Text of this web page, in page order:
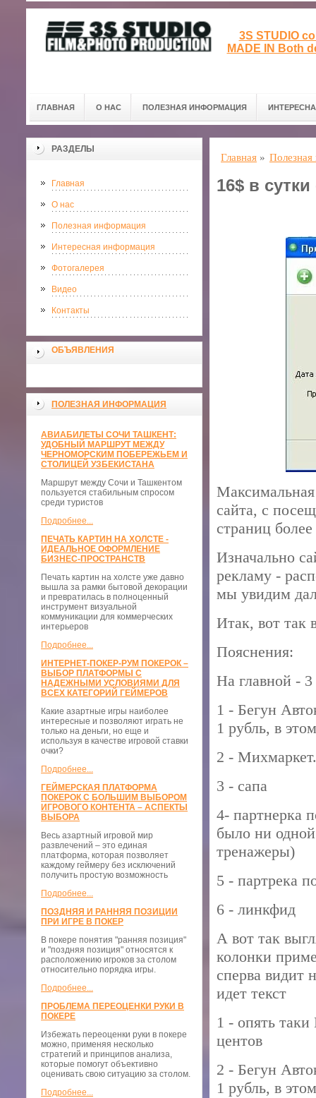
3S STUDIO
MADE IN Both
ГЛАВНАЯ О НАС ПОЛЕЗНАЯ ИНФОРМАЦИЯ
РАЗДЕЛЫ
Главная
О нас
Полезная информация
Интересная информация
Фотогалерея
Видео
Контакты
ОБЪЯВЛЕНИЯ
ПОЛЕЗНАЯ ИНФОРМАЦИЯ
АВИАБИЛЕТЫ СОЧИ ТАШКЕНТ:
УДОБНЫЙ МАРШРУТ МЕЖДУ
ЧЕРНОМОРСКИМ ПОБЕРЕЖЬЕМ И
СТОЛИЦЕЙ УЗБЕКИСТАНА
Маршрут между Сочи и Ташкентом
пользуется стабильным спросом
среди туристов
Подробнее...
ПЕЧАТЬ КАРТИН НА ХОЛСТЕ -
ИДЕАЛЬНОЕ ОФОРМЛЕНИЕ
БИЗНЕС-ПРОСТРАНСТВ
Печать картин на холсте уже давно
вышла за рамки бытовой декорации
и превратилась в полноценный
инструмент визуальной
коммуникации для коммерческих
интерьеров
Подробнее...
ИНТЕРНЕТ-ПОКЕР-РУМ ПОКЕРОК –
ВЫБОР ПЛАТФОРМЫ С
НАДЕЖНЫМИ УСЛОВИЯМИ ДЛЯ
ВСЕХ КАТЕГОРИЙ ГЕЙМЕРОВ
Какие азартные игры наиболее
интересные и позволяют играть не
только на деньги, но еще и
используя в качестве игровой ставки
очки?
Подробнее...
ГЕЙМЕРСКАЯ ПЛАТФОРМА
ПОКЕРОК С БОЛЬШИМ ВЫБОРОМ
ИГРОВОГО КОНТЕНТА – АСПЕКТЫ
ВЫБОРА
Весь азартный игровой мир
развлечений – это единая
платформа, которая позволяет
каждому геймеру без исключений
получить простую возможность
Подробнее...
ПОЗДНЯЯ И РАННЯЯ ПОЗИЦИИ
ПРИ ИГРЕ В ПОКЕР
В покере понятия "ранняя позиция"
и "поздняя позиция" относятся к
расположению игроков за столом
относительно порядка игры.
Подробнее...
ПРОБЛЕМА ПЕРЕОЦЕНКИ РУКИ В
ПОКЕРЕ
Избежать переоценки руки в покере
можно, применяя несколько
стратегий и принципов анализа,
которые помогут объективно
оценивать свою ситуацию за столом.
Подробнее...
Главная »
16$ в
сайта, с
страниц
Изначально
рекламу -
мы увидим
Итак, вот так
Пояснения:
На главной -
1 - Бегун
1 рубль, в
2 -
3 - сапа
4- партнерка
было ни
тренажеры)
5 - партрека
6 - линкфид
А вот так
колонки
сперва видит
идет текст
1 - опять
центов
2 - Бегун
1 рубль, в